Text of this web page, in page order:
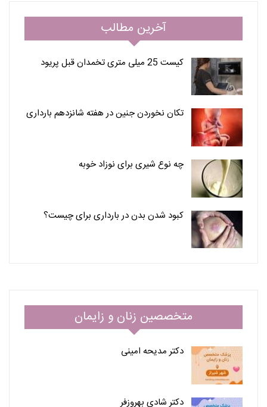
آخرین مطالب
کیست 25 میلی متری تخمدان قبل پریود
تکان نخوردن جنین در هفته شانزدهم بارداری
چه نوع شیری برای نوزاد خوبه
کبود شدن بدن در بارداری برای چیست؟
متخصصین زنان و زایمان
دکتر مدیحه امینی
دکتر شادی بهروزفر